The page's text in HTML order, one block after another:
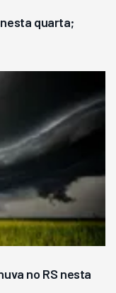
quarta;
no RS nesta